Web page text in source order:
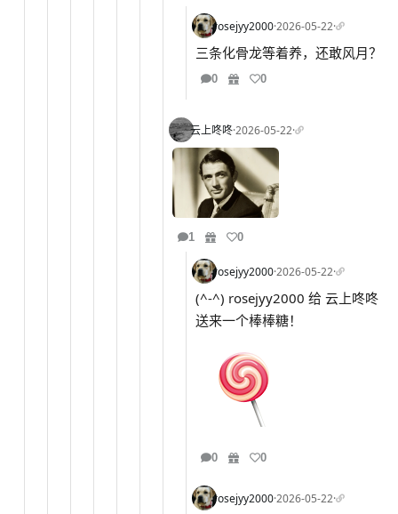
rosejyy2000·2026-05-22·
三条化骨龙等着养，还敢风月？
0 0
云上咚咚·2026-05-22·
1 0
rosejyy2000·2026-05-22·
(^-^) rosejyy2000 给 云上咚咚
送来一个棒棒糖！
0 0
rosejyy2000·2026-05-22·